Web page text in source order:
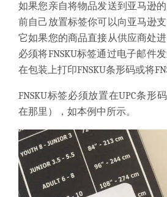
如果您亲自将物品发送到亚马逊
前自己放置标签你可以向亚马逊
它如果您的商品直接从供应商处
必须将FNSKU标签通过电子邮件
在包装上打印FNSKU条形码或将
FNSKU标签必须放置在UPC条形
在那里），如本例中所示。